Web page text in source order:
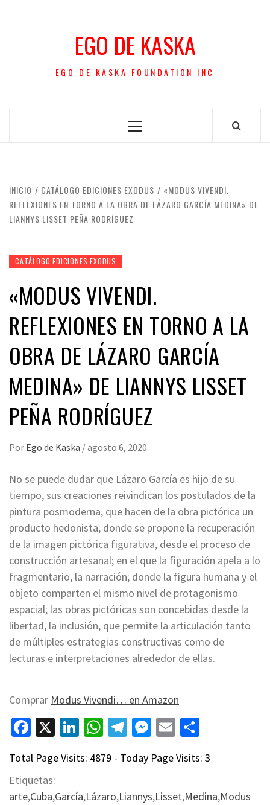
EGO DE KASKA
EGO DE KASKA FOUNDATION INC
Menú
INICIO CATÁLOGO EDICIONES EXODUS
«MODUS VIVENDI.
REFLEXIONES EN TORNO A LA OBRA DE LÁZARO GARCÍA MEDINA» DE
LIANNYS LISSET PEÑA RODRÍGUEZ
CATÁLOGO EDICIONES EXODUS
«MODUS VIVENDI.
REFLEXIONES EN TORNO A LA
OBRA DE LÁZARO GARCÍA
MEDINA» DE LIANNYS LISSET
PEÑA RODRÍGUEZ
Por Ego de Kaska /agosto 6, 2020
No se puede dudar que Lázaro García es hijo de su
tiempo, sus creaciones reivindican los postulados de la
pintura posmoderna, que hacen de la obra pictórica un
producto hedonista, donde se propone la recuperación
de la imagen pictórica figurativa, desde el proceso de
construcción artesanal; en el que la figuración apela a lo
fragmentario, la narración; donde la figura humana y el
objeto comparten el mismo nivel de protagonismo
espacial; las obras pictóricas son concebidas desde la
libertad, la inclusión, que permite la articulación tanto
de múltiples estrategias constructivas como de
lecturas e interpretaciones alrededor de ellas.
Comprar Modus Vivendi… en Amazon
Facebook
X LinkedIn
WhatsApp
Telegram
Messenger
Email
Total Page Visits: 4879 - Today Page Visits: 3
Etiquetas:
arte,Cuba,García,Lázaro,Liannys,Lisset,Medina,Modus